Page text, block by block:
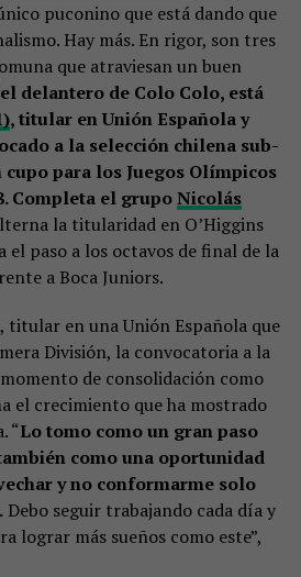
puconino que está dando que
Hay más. En rigor, son tres
que atraviesan un buen
delantero de Colo Colo, está
, titular en Unión Española y
a la selección chilena sub-
cupo para los Juegos Olímpicos
Completa el grupoNicolás
la titularidad en O’Higgins
el paso a los octavos de final de la
a Boca Juniors.
titular en una Unión Española que
División, la convocatoria a la
de consolidación como
el crecimiento que ha mostrado
“Lo tomo como un gran paso
como una oportunidad
y no conformarme solo
Debo seguir trabajando cada día y
lograr más sueños como este”,